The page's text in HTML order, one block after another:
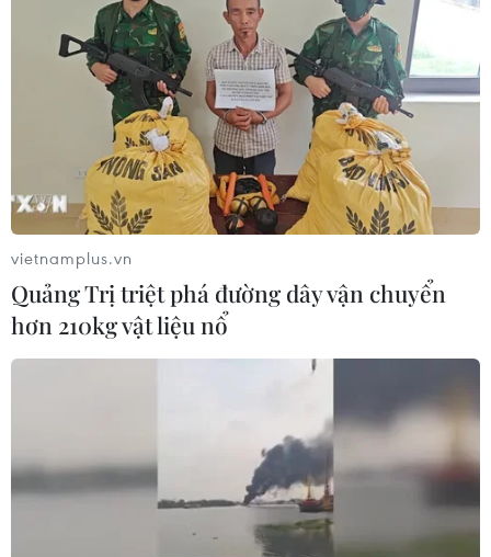
vietnamplus.vn
Quảng Trị triệt phá đường dây vận chuyển
hơn 210kg vật liệu nổ